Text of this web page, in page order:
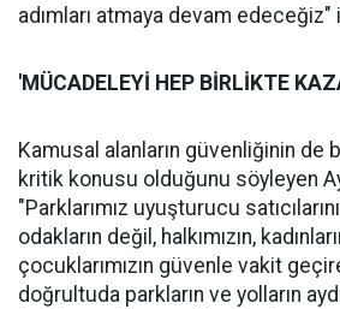
adımları atmaya devam edeceğiz"
'MÜCADELEYİ HEP BİRLİKTE
Kamusal alanların güvenliğinin de
kritik konusu olduğunu söyleyen
"Parklarımız uyuşturucu
odakların değil, halkımızın,
çocuklarımızın güvenle vakit
doğrultuda parkların ve yolların